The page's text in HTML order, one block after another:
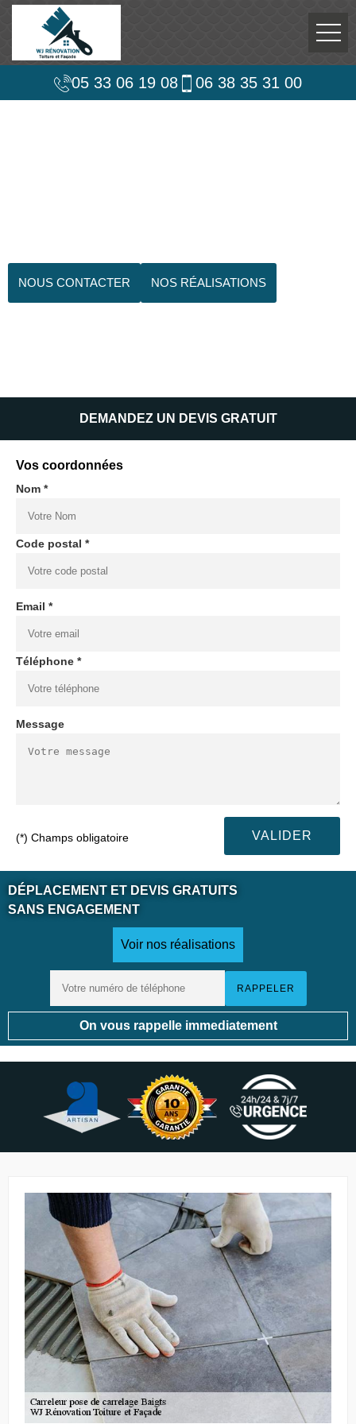
05 33 06 19 08 06 38 35 31 00
NOUS CONTACTER NOS RÉALISATIONS
DEMANDEZ UN DEVIS GRATUIT
Vos coordonnées
Nom *
Code postal *
Email *
Téléphone *
Message
(*) Champs obligatoire
DÉPLACEMENT ET DEVIS GRATUITS
SANS ENGAGEMENT
Voir nos réalisations
On vous rappelle immediatement